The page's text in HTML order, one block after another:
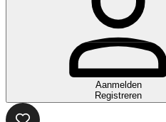
Aanmelden
Registreren